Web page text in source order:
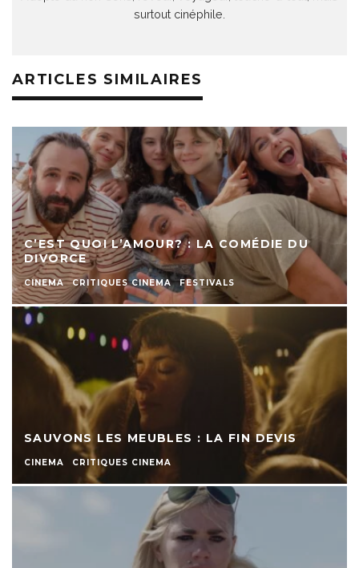
surtout cinéphile.
ARTICLES SIMILAIRES
C’EST QUOI L’AMOUR? : LA COMÉDIE DU
DIVORCE
CINEMA CRITIQUES CINEMA FESTIVALS
SAUVONS LES MEUBLES : LA FIN DEVIS
CINEMA CRITIQUES CINEMA